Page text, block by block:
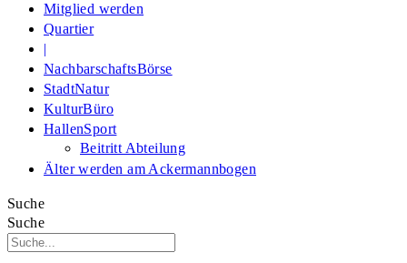
Mitglied werden
Quartier
|
NachbarschaftsBörse
StadtNatur
KulturBüro
HallenSport
Beitritt Abteilung
Älter werden am Ackermannbogen
Suche
Suche